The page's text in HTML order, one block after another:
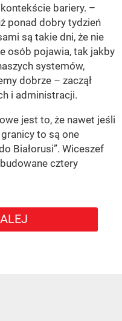
bariery. –
ponad dobry tydzień
są takie dni, że nie
osób pojawia, tak jakby
systemów,
dobrze – zaczął
i administracji.
jest to, że nawet jeśli
to są one
Białorusi”. Wiceszef
cztery